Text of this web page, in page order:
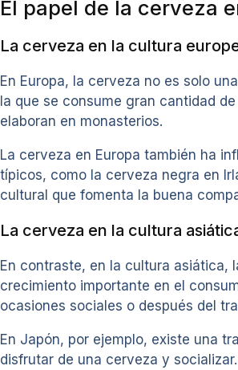
El papel de la cerveza
La cerveza en la cultura
En Europa, la cerveza no es solo
la que se consume gran cantidad
elaboran en monasterios.
La cerveza en Europa también ha
típicos, como la cerveza negra en
cultural que fomenta la buena
La cerveza en la cultura
En contraste, en la cultura asiática,
crecimiento importante en el
ocasiones sociales o después del
En Japón, por ejemplo, existe una
disfrutar de una cerveza y